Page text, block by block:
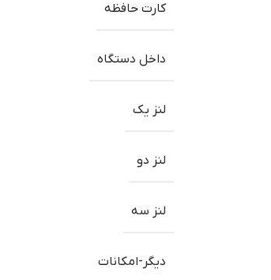
کارت حافظه
داخل دستگاه
لنز یک
لنز دو
لنز سه
دیگر-امکانات